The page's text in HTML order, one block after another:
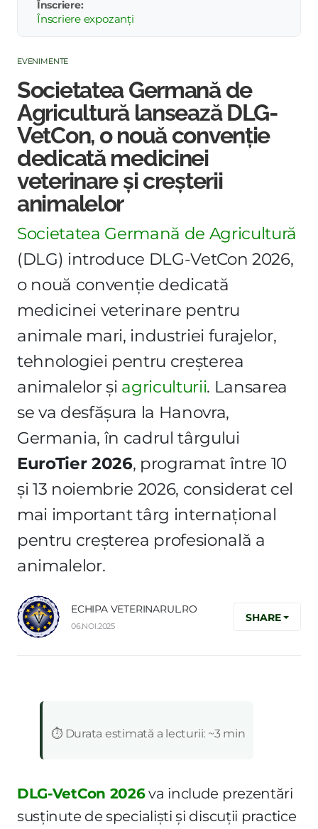
Înscriere:
Înscriere expozanți
EVENIMENTE
Societatea Germană de
Agricultură lansează DLG-
VetCon, o nouă convenție
dedicată medicinei
veterinare și creșterii
animalelor
Societatea Germană de Agricultură
(DLG) introduce DLG-VetCon 2026,
o nouă convenție dedicată
medicinei veterinare pentru
animale mari, industriei furajelor,
tehnologiei pentru creșterea
animalelor și agriculturii. Lansarea
se va desfășura la Hanovra,
Germania, în cadrul târgului
EuroTier 2026, programat între 10
și 13 noiembrie 2026, considerat cel
mai important târg internațional
pentru creșterea profesională a
animalelor.
ECHIPA VETERINARUL.RO
06.NOI.2025
SHARE
⏱️ Durata estimată a lecturii: ~3 min
DLG-VetCon 2026va include prezentări
susținute de specialiști și discuții practice